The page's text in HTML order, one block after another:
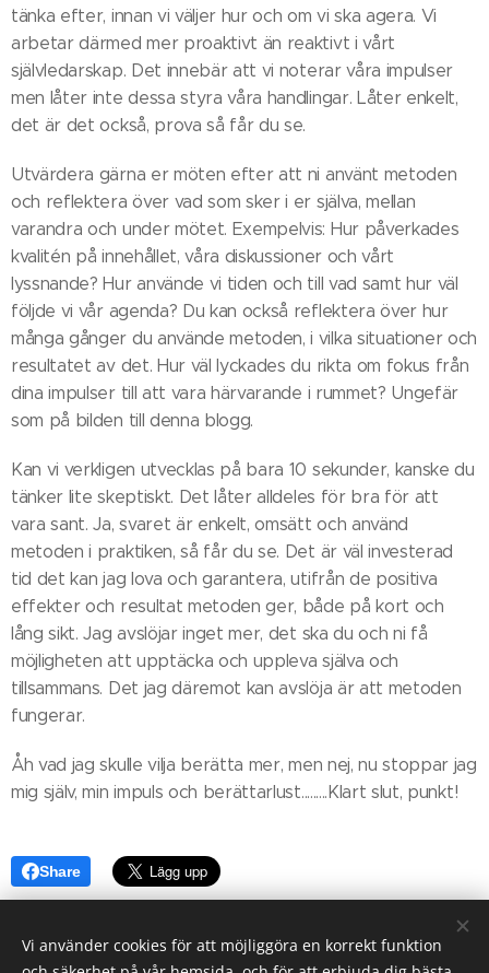
tänka efter, innan vi väljer hur och om vi ska agera. Vi
arbetar därmed mer proaktivt än reaktivt i vårt
självledarskap. Det innebär att vi noterar våra impulser
men låter inte dessa styra våra handlingar. Låter enkelt,
det är det också, prova så får du se.
Utvärdera gärna er möten efter att ni använt metoden
och reflektera över vad som sker i er själva, mellan
varandra och under mötet. Exempelvis: Hur påverkades
kvalitén på innehållet, våra diskussioner och vårt
lyssnande? Hur använde vi tiden och till vad samt hur väl
följde vi vår agenda? Du kan också reflektera över hur
många gånger du använde metoden, i vilka situationer och
resultatet av det. Hur väl lyckades du rikta om fokus från
dina impulser till att vara härvarande i rummet? Ungefär
som på bilden till denna blogg.
Kan vi verkligen utvecklas på bara 10 sekunder, kanske du
tänker lite skeptiskt. Det låter alldeles för bra för att
vara sant. Ja, svaret är enkelt, omsätt och använd
metoden i praktiken, så får du se. Det är väl investerad
tid det kan jag lova och garantera, utifrån de positiva
effekter och resultat metoden ger, både på kort och
lång sikt. Jag avslöjar inget mer, det ska du och ni få
möjligheten att upptäcka och uppleva själva och
tillsammans. Det jag däremot kan avslöja är att metoden
fungerar.
Åh vad jag skulle vilja berätta mer, men nej, nu stoppar jag
mig själv, min impuls och berättarlust.........Klart slut, punkt!
Share
Vi använder cookies för att möjliggöra en korrekt funktion